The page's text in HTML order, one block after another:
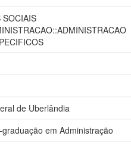
SOCIAIS
de Uberlândia
em Administração